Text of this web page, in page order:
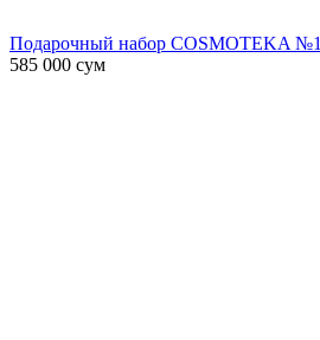
Подарочный набор COSMOTEKA №1
585 000 сум